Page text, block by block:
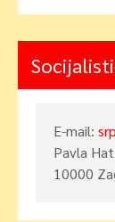
E-mail:
Pavla
10000